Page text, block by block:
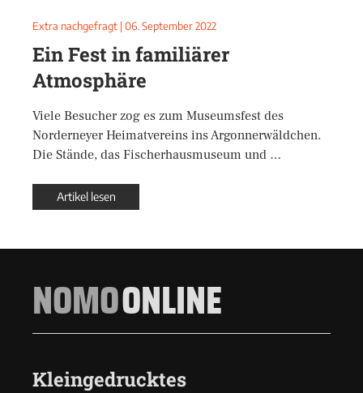
Extra nachgefragt | 06. September 2022
Ein Fest in familiärer
Atmosphäre
Viele Besucher zog es zum Museumsfest des
Norderneyer Heimatvereins ins Argonnerwäldchen.
Die Stände, das Fischerhausmuseum und …
Artikel lesen
NOMOONLINE
Kleingedrucktes